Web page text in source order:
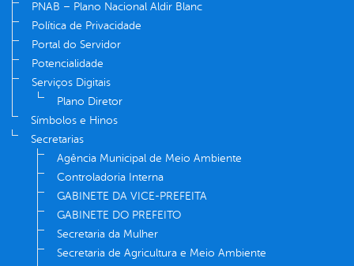
PNAB – Plano Nacional Aldir Blanc
Política de Privacidade
Portal do Servidor
Potencialidade
Serviços Digitais
Plano Diretor
Símbolos e Hinos
Secretarias
Agência Municipal de Meio Ambiente
Controladoria Interna
GABINETE DA VICE-PREFEITA
GABINETE DO PREFEITO
Secretaria da Mulher
Secretaria de Agricultura e Meio Ambiente